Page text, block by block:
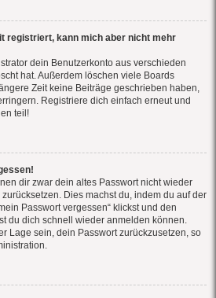
registriert, kann mich aber nicht mehr
dein Benutzerkonto aus verschieden
hat. Außerdem löschen viele Boards
Zeit keine Beiträge geschrieben haben,
Registriere dich einfach erneut und
teil!
dir zwar dein altes Passwort nicht wieder
Dies machst du, indem du auf der
Passwort vergessen“ klickst und den
du dich schnell wieder anmelden können.
Lage sein, dein Passwort zurückzusetzen, so